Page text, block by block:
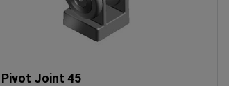
Pivot Joint 45